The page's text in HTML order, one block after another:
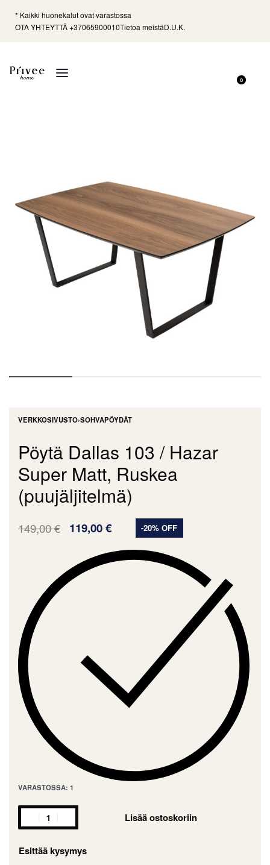
* Kaikki huonekalut ovat varastossa
OTA YHTEYTTÄ +37065900010Tietoa meistäD.U.K.
0
VERKKOSIVUSTO›SOHVAPÖYDÄT
Pöytä Dallas 103 / Hazar
Super Matt, Ruskea
(puujäljitelmä)
149,00€ 119,00€ -20% OFF
VARASTOSSA: 1
Lisää ostoskoriin
Esittää kysymys